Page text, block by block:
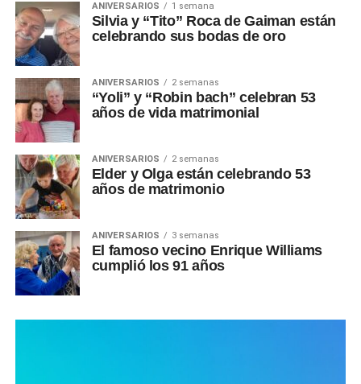
ANIVERSARIOS 1 semana
Silvia y “Tito” Roca de Gaiman están
celebrando sus bodas de oro
ANIVERSARIOS 2 semanas
“Yoli” y “Robin bach” celebran 53
años de vida matrimonial
ANIVERSARIOS 2 semanas
Elder y Olga están celebrando 53
años de matrimonio
ANIVERSARIOS 3 semanas
El famoso vecino Enrique Williams
cumplió los 91 años